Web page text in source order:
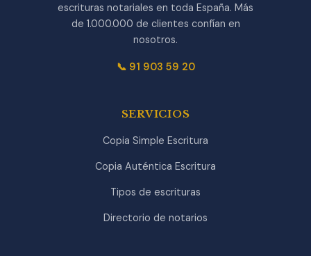
escrituras notariales en toda España. Más
de 1.000.000 de clientes confían en
nosotros.
📞 91 903 59 20
SERVICIOS
Copia Simple Escritura
Copia Auténtica Escritura
Tipos de escrituras
Directorio de notarios